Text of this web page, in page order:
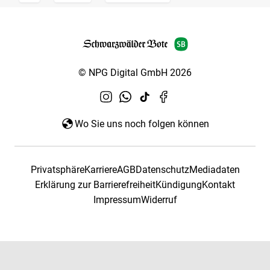
© NPG Digital GmbH 2026
Wo Sie uns noch folgen können
PrivatsphäreKarriereAGBDatenschutzMediadaten
Erklärung zur BarrierefreiheitKündigungKontakt
ImpressumWiderruf